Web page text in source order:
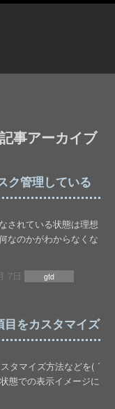
事アーカイブ
ク管理している
されている状態は理想
なのかがわからなくな
7日 gtd
をカスタマイズ
タマイズ方法などを( ´
態での表示イメージに